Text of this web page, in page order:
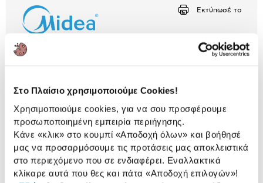
Στο Πλαίσιο χρησιμοποιούμε Cookies!
Χρησιμοποιούμε cookies, για να σου προσφέρουμε
προσωποποιημένη εμπειρία περιήγησης.
Κάνε «κλικ» στο κουμπί «Αποδοχή όλων» και βοήθησέ
μας να προσαρμόσουμε τις προτάσεις μας αποκλειστικά
στο περιεχόμενο που σε ενδιαφέρει. Εναλλακτικά
κλίκαρε αυτά που θες και πάτα «Αποδοχή επιλογών»!
Εκτύπωσέ το
Περιγραφή
καλοκαίρι χωρίς κρύα ρεύματα με το κλιματιστικό
Solstice της Midea. Με ισχύ 21000BTU, δυνατότητα
σύνδεσης Wi-Fi και λειτουργίες υγιεινής για καθαρό
αέρα.
10 Έτη εγγύηση Προμηθευτή Πληροφορίες